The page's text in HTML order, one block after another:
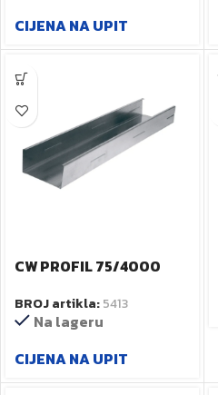
CIJENA NA UPIT
CW PROFIL 75/4000
BROJ artikla:5413
Na lageru
CIJENA NA UPIT